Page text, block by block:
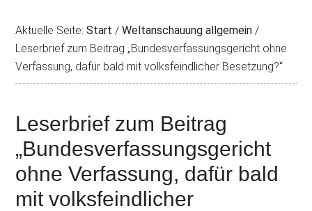
Aktuelle Seite:Start / Weltanschauung allgemein /
Leserbrief zum Beitrag „Bundesverfassungsgericht ohne
Verfassung, dafür bald mit volksfeindlicher Besetzung?“
Leserbrief zum Beitrag
„Bundesverfassungsgericht
ohne Verfassung, dafür bald
mit volksfeindlicher